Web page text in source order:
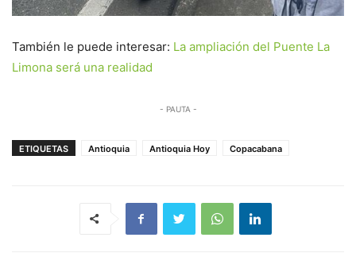
También le puede interesar: La ampliación del Puente La
Limona será una realidad
- PAUTA -
ETIQUETAS Antioquia Antioquia Hoy Copacabana